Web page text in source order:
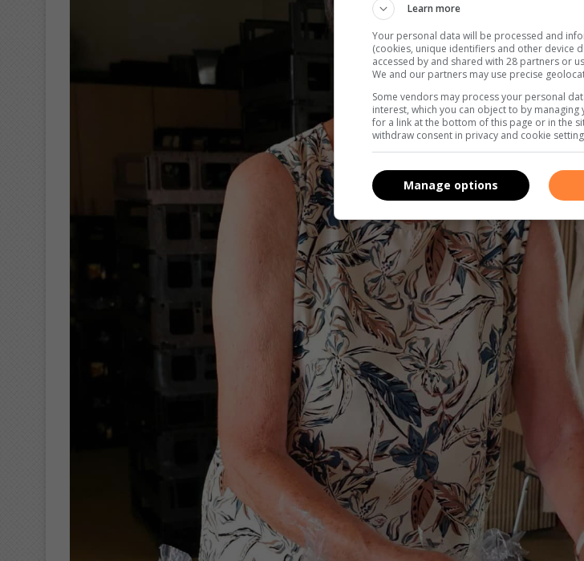
Learn more
Your personal data will be processed and
(cookies, unique identifiers and other device
accessed by and shared with 28 partners or
We and our partners may use precise
Some vendors may process your personal
interest, which you can object to by
for a link at the bottom of this page or in the
withdraw consent in privacy and cookie
Manage options